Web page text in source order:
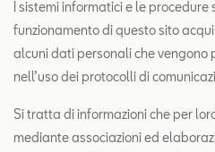
I sistemi informatici e le
funzionamento di questo sito
alcuni dati personali che vengono
nell’uso dei protocolli di
Si tratta di informazioni che per
mediante associazioni ed